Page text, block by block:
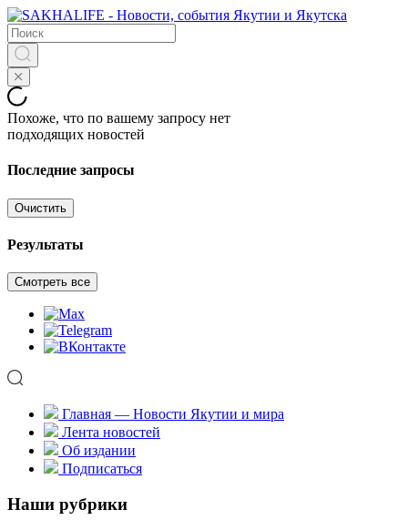
Похоже, что по вашему запросу нет
подходящих новостей
Последние запросы
Очистить
Результаты
Смотреть все
Главная — Новости Якутии и мира
Лента новостей
Об издании
Подписаться
Наши рубрики